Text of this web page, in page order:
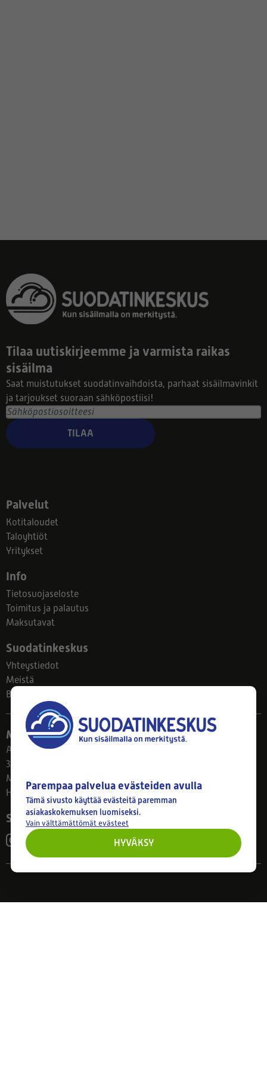
Tilaa uutiskirjeemme ja varmista raikas
sisäilma
Saat muistutukset suodatinvaihdoista, parhaat sisäilmavinkit
ja tarjoukset suoraan sähköpostiisi!
TILAA
Palvelut
Kotitaloudet
Taloyhtiöt
Yritykset
Info
Tietosuojaseloste
Toimitus ja palautus
Maksutavat
Suodatinkeskus
Yhteystiedot
Meistä
Blogi
Myymälä
Ahlmanintie 61
33800 Tampere
Ma–Pe 8–17
Huom! Myymälän poikkeusaukiolot: 27.7.-21.8. klo 8-16
Seuraa meitä
Parempaa palvelua evästeiden avulla
Tämä sivusto käyttää evästeitä paremman
asiakaskokemuksen luomiseksi.
Vain välttämättömät evästeet
HYVÄKSY